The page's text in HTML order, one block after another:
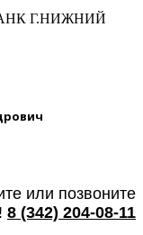
Г.НИЖНИЙ
или позвоните
8 (342) 204-08-11